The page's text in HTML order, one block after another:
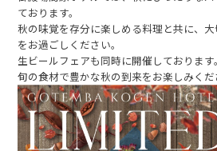
ております。
秋の味覚を存分に楽しめる料理と共に、
をお過ごしください。
生ビールフェアも同時に開催しておりま
旬の食材で豊かな秋の到来をお楽しみくだ